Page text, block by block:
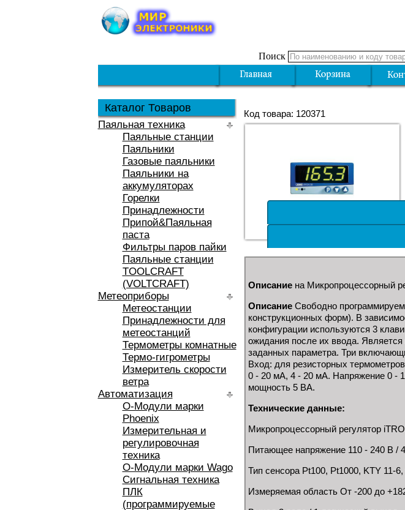
Поиск
Каталог Товаров
Паяльная техника
Паяльные станции
Паяльники
Газовые паяльники
Паяльники на
аккумуляторах
Горелки
Принадлежности
Припой&Паяльная
паста
Фильтры паров пайки
Паяльные станции
TOOLCRAFT
(VOLTCRAFT)
Метеоприборы
Метеостанции
Принадлежности для
метеостанций
Термометры комнатные
Термо-гигрометры
Измеритель скорости
ветра
Автоматизация
O-Модули марки
Phoenix
Измерительная и
регулировочная
техника
O-Модули марки Wago
Сигнальная техника
ПЛК
(программируемые
Код товара: 120371
Описаниена Микропроцессорный
ОписаниеСвободно
конструкционных форм). В
конфигурации используются 3
ожидания после их ввода.
заданных параметра. Три
Вход: для резисторных
0 - 20 мA, 4 - 20 мA. Напряжение 0 -
мощность 5 ВА.
Технические данные:
Микропроцессорный регулятор
Питающее напряжение 110 - 240 В /
Тип сенсора Pt100, Pt1000, KTY 11-
Измеряемая область От -200 до